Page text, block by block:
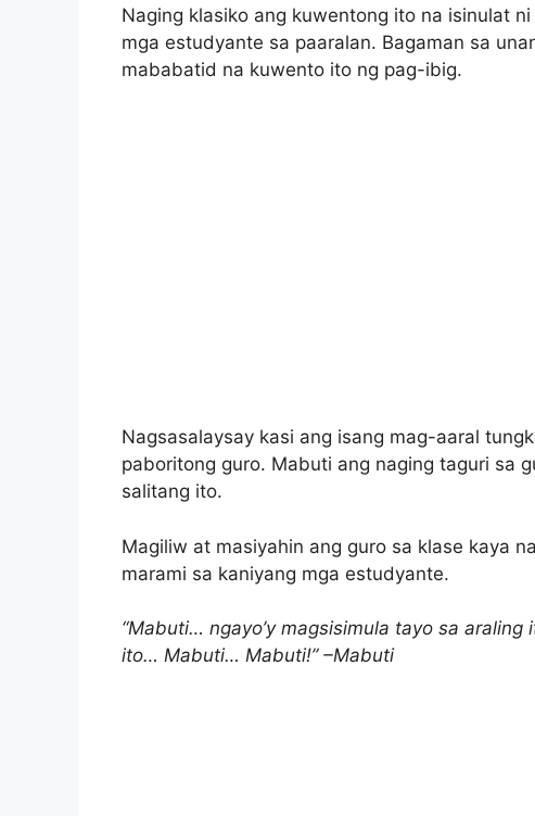
Naging klasiko ang kuwentong ito na isinulat
mga estudyante sa paaralan. Bagaman sa
mababatid na kuwento ito ng pag-ibig.
Nagsasalaysay kasi ang isang mag-aaral
paboritong guro. Mabuti ang naging taguri sa
salitang ito.
Magiliw at masiyahin ang guro sa klase kaya
marami sa kaniyang mga estudyante.
“Mabuti… ngayo’y magsisimula tayo sa
ito… Mabuti… Mabuti!” –Mabuti